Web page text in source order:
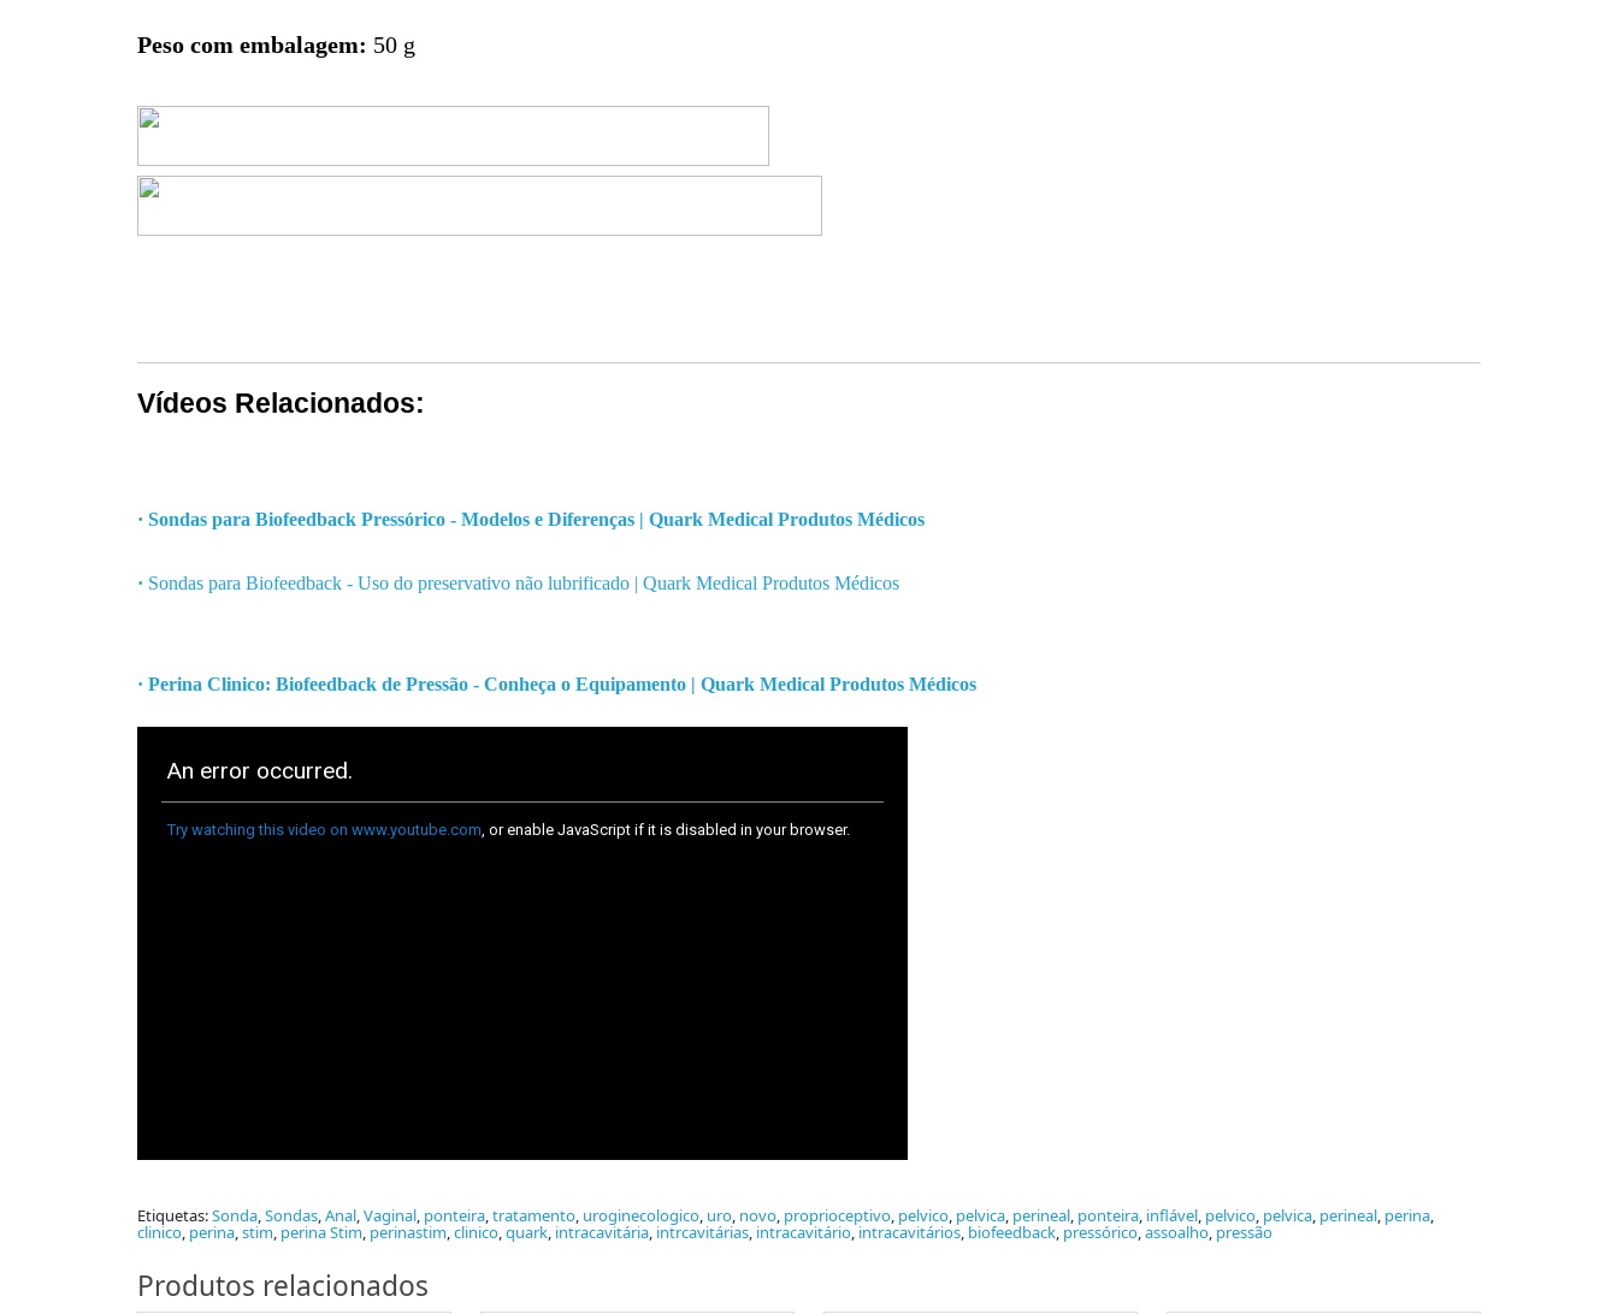
Peso com embalagem: 50 g
Vídeos Relacionados:
· Sondas para Biofeedback Pressórico - Modelos e Diferenças | Quark Medical Produtos Médicos
· Sondas para Biofeedback - Uso do preservativo não lubrificado | Quark Medical Produtos Médicos
· Perina Clinico: Biofeedback de Pressão - Conheça o Equipamento | Quark Medical Produtos Médicos
Etiquetas:Sonda,Sondas,Anal,Vaginal, ponteira,tratamento, uroginecologico, uro, novo, proprioceptivo, pelvico, pelvica, perineal, ponteira, inflável, pelvico, pelvica, perineal, perina,
clinico, perina,stim, perina Stim, perinastim,clinico,quark, intracavitária, intrcavitárias, intracavitário,intracavitários, biofeedback, pressórico,assoalho, pressão
Produtos relacionados